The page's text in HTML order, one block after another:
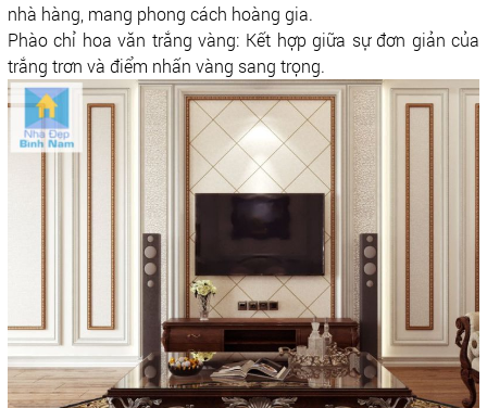
nhà hàng, mang phong cách hoàng gia.
Phào chỉ hoa văn trắng vàng: Kết hợp giữa sự đơn giản của
trắng trơn và điểm nhấn vàng sang trọng.